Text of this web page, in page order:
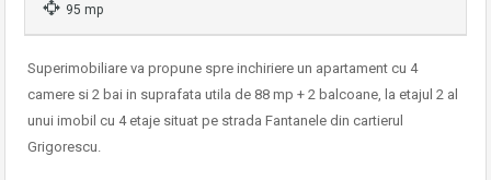
95 mp
Superimobiliare va propune spre inchiriere un apartament cu 4
camere si 2 bai in suprafata utila de 88 mp + 2 balcoane, la etajul 2 al
unui imobil cu 4 etaje situat pe strada Fantanele din cartierul
Grigorescu.